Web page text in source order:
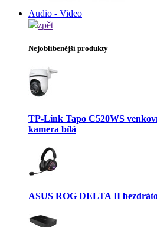
Audio - Video
zpět
Nejoblíbenější produkty
TP-Link Tapo C520WS
kamera bílá
ASUS ROG DELTA II